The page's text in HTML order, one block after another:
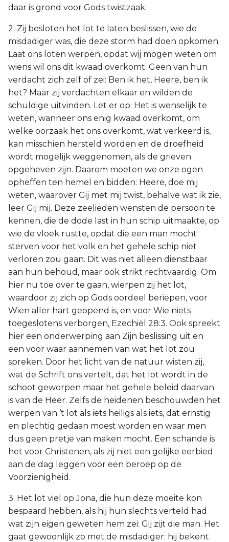
daar is grond voor Gods twistzaak.
2. Zij besloten het lot te laten beslissen, wie de
misdadiger was, die deze storm had doen opkomen.
Laat ons loten werpen, opdat wij mogen weten om
wiens wil ons dit kwaad overkomt. Geen van hun
verdacht zich zelf of zei: Ben ik het, Heere, ben ik
het? Maar zij verdachten elkaar en wilden de
schuldige uitvinden. Let er op: Het is wenselijk te
weten, wanneer ons enig kwaad overkomt, om
welke oorzaak het ons overkomt, wat verkeerd is,
kan misschien hersteld worden en de droefheid
wordt mogelijk weggenomen, als de grieven
opgeheven zijn. Daarom moeten we onze ogen
opheffen ten hemel en bidden: Heere, doe mij
weten, waarover Gij met mij twist, behalve wat ik zie,
leer Gij mij. Deze zeelieden wensten de persoon te
kennen, die de dode last in hun schip uitmaakte, op
wie de vloek rustte, opdat die een man mocht
sterven voor het volk en het gehele schip niet
verloren zou gaan. Dit was niet alleen dienstbaar
aan hun behoud, maar ook strikt rechtvaardig. Om
hier nu toe over te gaan, wierpen zij het lot,
waardoor zij zich op Gods oordeel beriepen, voor
Wien aller hart geopend is, en voor Wie niets
toegeslotens verborgen, Ezechiël 28:3. Ook spreekt
hier een onderwerping aan Zijn beslissing uit en
een voor waar aannemen van wat het lot zou
spreken. Door het licht van de natuur wisten zij,
wat de Schrift ons vertelt, dat het lot wordt in de
schoot geworpen maar het gehele beleid daarvan
is van de Heer. Zelfs de heidenen beschouwden het
werpen van ‘t lot als iets heiligs als iets, dat ernstig
en plechtig gedaan moest worden en waar men
dus geen pretje van maken mocht. Een schande is
het voor Christenen, als zij niet een gelijke eerbied
aan de dag leggen voor een beroep op de
Voorzienigheid.
3. Het lot viel op Jona, die hun deze moeite kon
bespaard hebben, als hij hun slechts verteld had
wat zijn eigen geweten hem zei: Gij zijt die man. Het
gaat gewoonlijk zo met de misdadiger: hij bekent